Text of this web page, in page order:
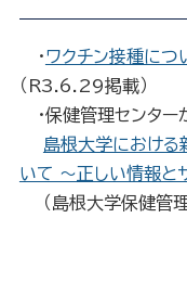
・ワクチン接種につ
（R3.6.29掲載）
・保健管理センター
島根大学における
いて ～正しい情報と
（島根大学保健管理